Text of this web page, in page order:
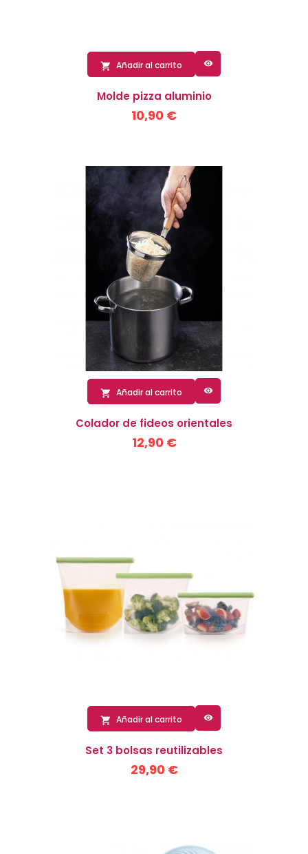
 Añadir al carrito 
Molde pizza aluminio
10,90 €
 Añadir al carrito 
Colador de fideos orientales
12,90 €
 Añadir al carrito 
Set 3 bolsas reutilizables
29,90 €